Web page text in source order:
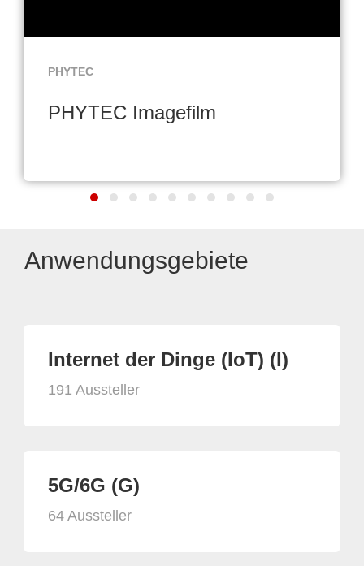
PHYTEC
PHYTEC Imagefilm
Anwendungsgebiete
Internet der Dinge (IoT) (I)
191 Aussteller
5G/6G (G)
64 Aussteller